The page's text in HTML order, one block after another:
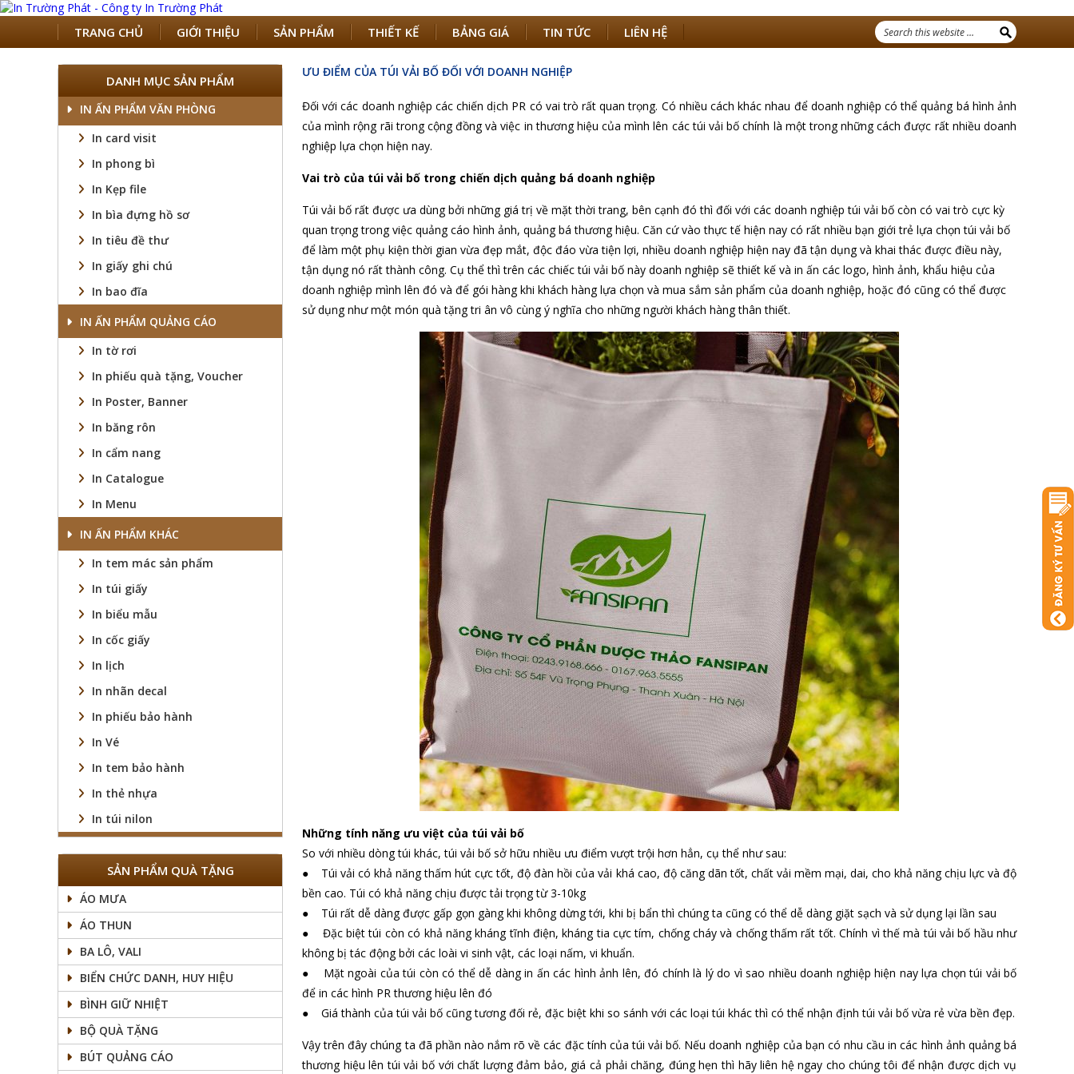
TRANG CHỦ GIỚI THIỆU SẢN PHẨM THIẾT KẾ BẢNG GIÁ TIN TỨC LIÊN HỆ
ƯU ĐIỂM CỦA TÚI VẢI BỐ ĐỐI VỚI DOANH NGHIỆP
Đối với các doanh nghiệp các chiến dịch PR có vai trò rất quan trọng. Có nhiều cách khác nhau để doanh nghiệp có thể quảng bá hình ảnh
của mình rộng rãi trong cộng đồng và việc in thương hiệu của mình lên các túi vải bố chính là một trong những cách được rất nhiều doanh
nghiệp lựa chọn hiện nay.
Vai trò của túi vải bố trong chiến dịch quảng bá doanh nghiệp
Túi vải bố rất được ưa dùng bởi những giá trị về mặt thời trang, bên cạnh đó thì đối với các doanh nghiệp túi vải bố còn có vai trò cực kỳ
quan trọng trong việc quảng cáo hình ảnh, quảng bá thương hiệu. Căn cứ vào thực tế hiện nay có rất nhiều bạn giới trẻ lựa chọn túi vải bố
để làm một phụ kiện thời gian vừa đẹp mắt, độc đáo vừa tiện lợi, nhiều doanh nghiệp hiện nay đã tận dụng và khai thác được điều này,
tận dụng nó rất thành công. Cụ thể thì trên các chiếc túi vải bố này doanh nghiệp sẽ thiết kế và in ấn các logo, hình ảnh, khẩu hiệu của
doanh nghiệp mình lên đó và để gói hàng khi khách hàng lựa chọn và mua sắm sản phẩm của doanh nghiệp, hoặc đó cũng có thể được
sử dụng như một món quà tặng tri ân vô cùng ý nghĩa cho những người khách hàng thân thiết.
Những tính năng ưu việt của túi vải bố
So với nhiều dòng túi khác, túi vải bố sở hữu nhiều ưu điểm vượt trội hơn hẳn, cụ thể như sau:
● Túi vải có khả năng thấm hút cực tốt, độ đàn hồi của vải khá cao, độ căng dãn tốt, chất vải mềm mại, dai, cho khả năng chịu lực và độ
bền cao. Túi có khả năng chịu được tải trọng từ 3-10kg
● Túi rất dễ dàng được gấp gọn gàng khi không dừng tới, khi bị bẩn thì chúng ta cũng có thể dễ dàng giặt sạch và sử dụng lại lần sau
● Đặc biệt túi còn có khả năng kháng tĩnh điện, kháng tia cực tím, chống cháy và chống thấm rất tốt. Chính vì thế mà túi vải bố hầu như
không bị tác động bởi các loài vi sinh vật, các loại nấm, vi khuẩn.
● Mặt ngoài của túi còn có thể dễ dàng in ấn các hình ảnh lên, đó chính là lý do vì sao nhiều doanh nghiệp hiện nay lựa chọn túi vải bố
để in các hình PR thương hiệu lên đó
● Giá thành của túi vải bố cũng tương đối rẻ, đặc biệt khi so sánh với các loại túi khác thì có thể nhận định túi vải bố vừa rẻ vừa bền đẹp.
Vậy trên đây chúng ta đã phần nào nắm rõ về các đặc tính của túi vải bố. Nếu doanh nghiệp của bạn có nhu cầu in các hình ảnh quảng bá
thương hiệu lên túi vải bố với chất lượng đảm bảo, giá cả phải chăng, đúng hẹn thì hãy liên hệ ngay cho chúng tôi để nhận được dịch vụ
DANH MỤC SẢN PHẨM
IN ẤN PHẨM VĂN PHÒNG
In card visit
In phong bì
In Kẹp file
In bìa đựng hồ sơ
In tiêu đề thư
In giấy ghi chú
In bao đĩa
IN ẤN PHẨM QUẢNG CÁO
In tờ rơi
In phiếu quà tặng, Voucher
In Poster, Banner
In băng rôn
In cẩm nang
In Catalogue
In Menu
IN ẤN PHẨM KHÁC
In tem mác sản phẩm
In túi giấy
In biểu mẫu
In cốc giấy
In lịch
In nhãn decal
In phiếu bảo hành
In Vé
In tem bảo hành
In thẻ nhựa
In túi nilon
SẢN PHẨM QUÀ TẶNG
ÁO MƯA
ÁO THUN
BA LÔ, VALI
BIỂN CHỨC DANH, HUY HIỆU
BÌNH GIỮ NHIỆT
BỘ QUÀ TẶNG
BÚT QUẢNG CÁO